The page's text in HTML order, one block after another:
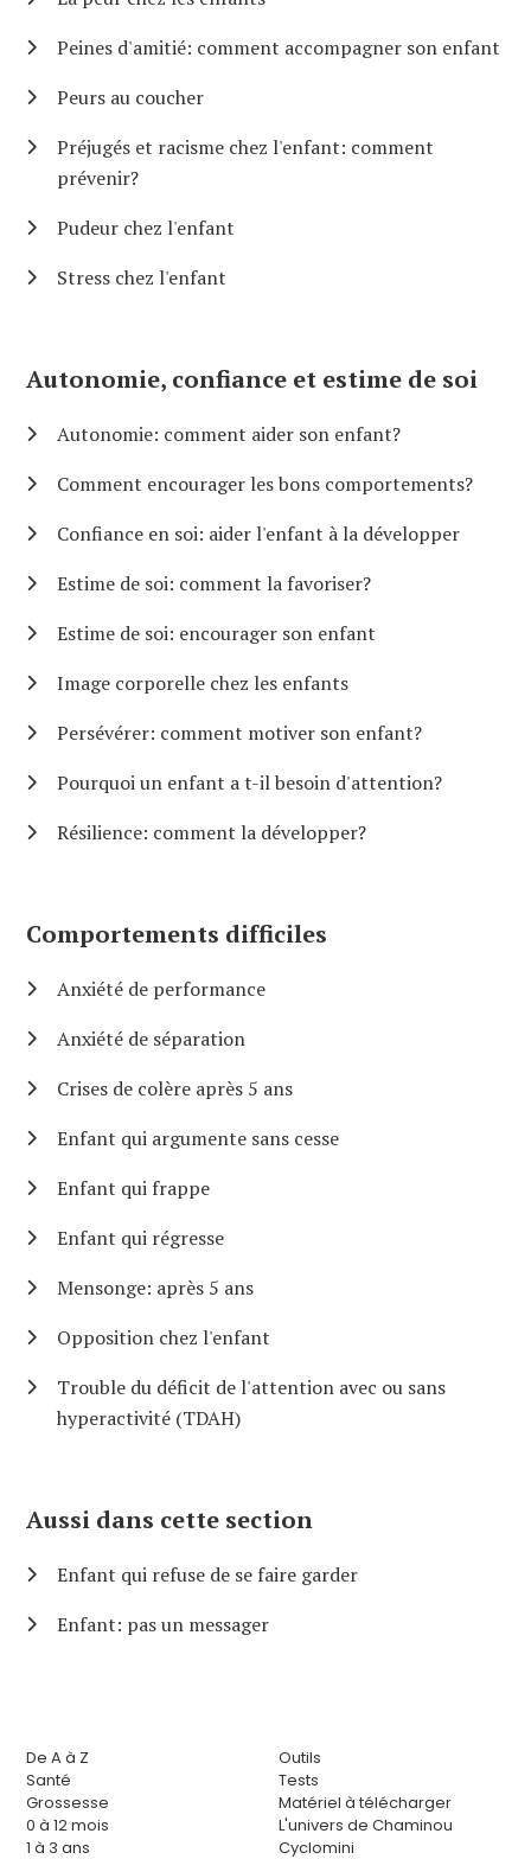
Peines d'amitié: comment accompagner son enfant
Peurs au coucher
Préjugés et racisme chez l'enfant: comment
prévenir?
Pudeur chez l'enfant
Stress chez l'enfant
Autonomie, confiance et estime de soi
Autonomie: comment aider son enfant?
Comment encourager les bons comportements?
Confiance en soi: aider l'enfant à la développer
Estime de soi: comment la favoriser?
Estime de soi: encourager son enfant
Image corporelle chez les enfants
Persévérer: comment motiver son enfant?
Pourquoi un enfant a t-il besoin d'attention?
Résilience: comment la développer?
Comportements difficiles
Anxiété de performance
Anxiété de séparation
Crises de colère après 5 ans
Enfant qui argumente sans cesse
Enfant qui frappe
Enfant qui régresse
Mensonge: après 5 ans
Opposition chez l'enfant
Trouble du déficit de l'attention avec ou sans
hyperactivité (TDAH)
Aussi dans cette section
Enfant qui refuse de se faire garder
Enfant: pas un messager
De A à Z
Santé
Grossesse
0 à 12 mois
1 à 3 ans
Outils
Tests
Matériel à télécharger
L'univers de Chaminou
Cyclomini